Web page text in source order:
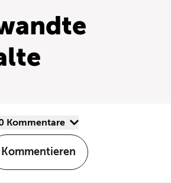
0 Kommentare
Kommentieren